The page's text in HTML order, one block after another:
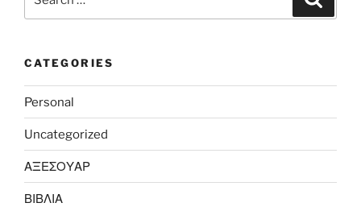
CATEGORIES
Personal
Uncategorized
ΑΞΕΣΟΥΑΡ
ΒΙΒΛΙΑ